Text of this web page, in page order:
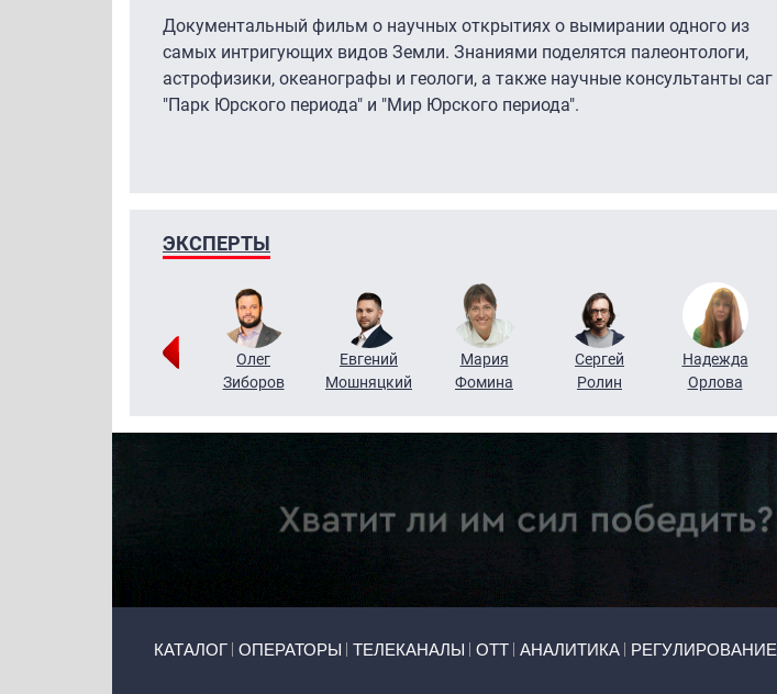
Документальный фильм о научных открытиях о вымирании одного из
самых интригующих видов Земли. Знаниями поделятся палеонтологи,
астрофизики, океанографы и геологи, а также научные консультанты саг
"Парк Юрского периода" и "Мир Юрского периода".
ЭКСПЕРТЫ
Григорий
Олег
Зиборов
Евгений
Мошняцкий
Мария
Фомина
Сергей
Ролин
Надежда
Орлова
КАТАЛОГ ОПЕРАТОРЫ ТЕЛЕКАНАЛЫ ОТТ АНАЛИТИКА РЕГУЛИРОВАНИЕ